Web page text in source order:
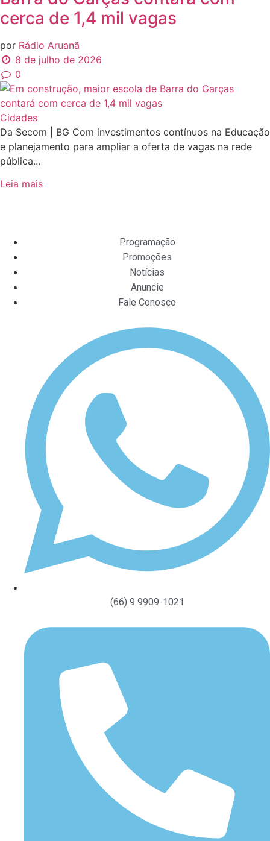
cerca de 1,4 mil vagas
por Rádio Aruanã
8 de julho de 2026
0
Cidades
Da Secom | BG Com investimentos contínuos na Educação
e planejamento para ampliar a oferta de vagas na rede
pública...
Leia mais
Programação
Promoções
Notícias
Anuncie
Fale Conosco
(66) 9 9909-1021